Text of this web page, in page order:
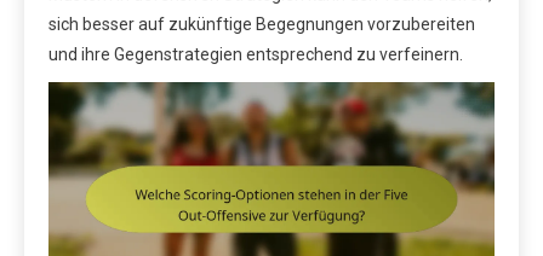
sich besser auf zukünftige Begegnungen vorzubereiten
und ihre Gegenstrategien entsprechend zu verfeinern.